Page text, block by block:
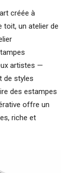
créée à
toit, un atelier de
artistes —
de styles
des estampes
offre un
riche et